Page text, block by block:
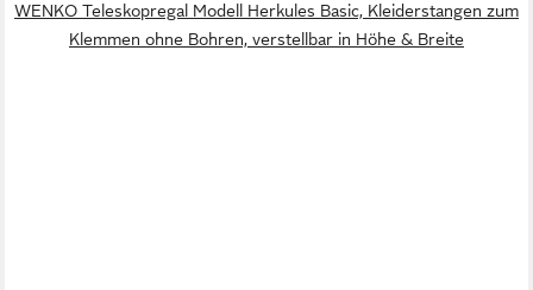
WENKO Teleskopregal Modell Herkules Basic, Kleiderstangen zum
Klemmen ohne Bohren, verstellbar in Höhe & Breite